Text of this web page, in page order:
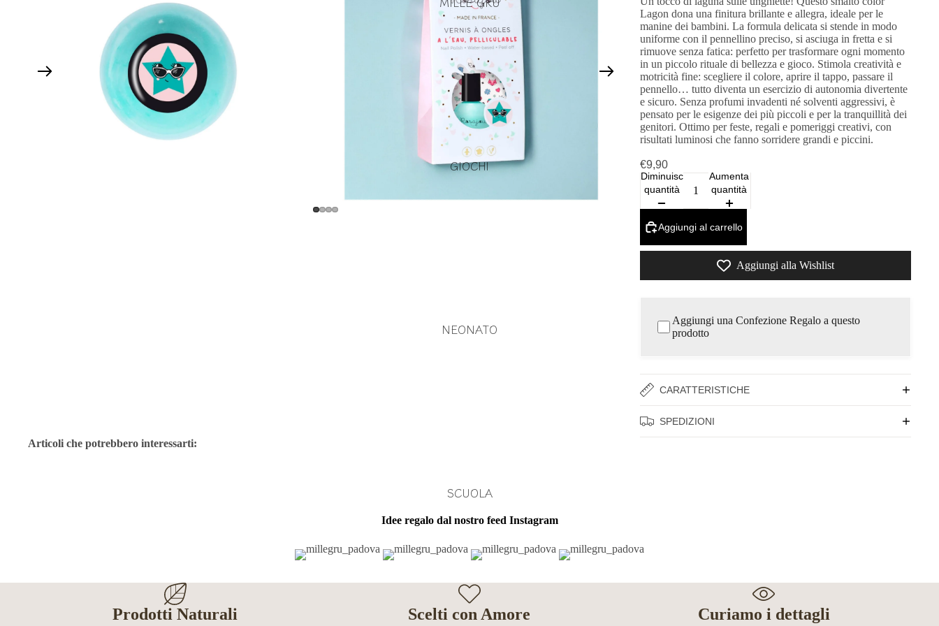
GIOCHI
NEONATO
SCUOLA
Lagon dona una finitura brillante e allegra, ideale per le
manine dei bambini. La formula delicata si stende in modo
uniforme con il pennellino preciso, si asciuga in fretta e si
rimuove senza fatica: perfetto per trasformare ogni momento
in un piccolo rituale di bellezza e gioco. Stimola creatività e
motricità fine: scegliere il colore, aprire il tappo, passare il
pennello… tutto diventa un esercizio di autonomia divertente
e sicuro. Senza profumi invadenti né solventi aggressivi, è
pensato per le esigenze dei più piccoli e per la tranquillità dei
genitori. Ottimo per feste, regali e pomeriggi creativi, con
risultati luminosi che fanno sorridere grandi e piccini.
€9,90
Diminuisci
quantità
Aumenta
quantità
Aggiungi al carrello
Aggiungi alla Wishlist
Aggiungi una Confezione Regalo a questo
prodotto
CARATTERISTICHE
SPEDIZIONI
Articoli che potrebbero interessarti:
Idee regalo dal nostro feed Instagram
Prodotti Naturali Scelti con Amore Curiamo i dettagli